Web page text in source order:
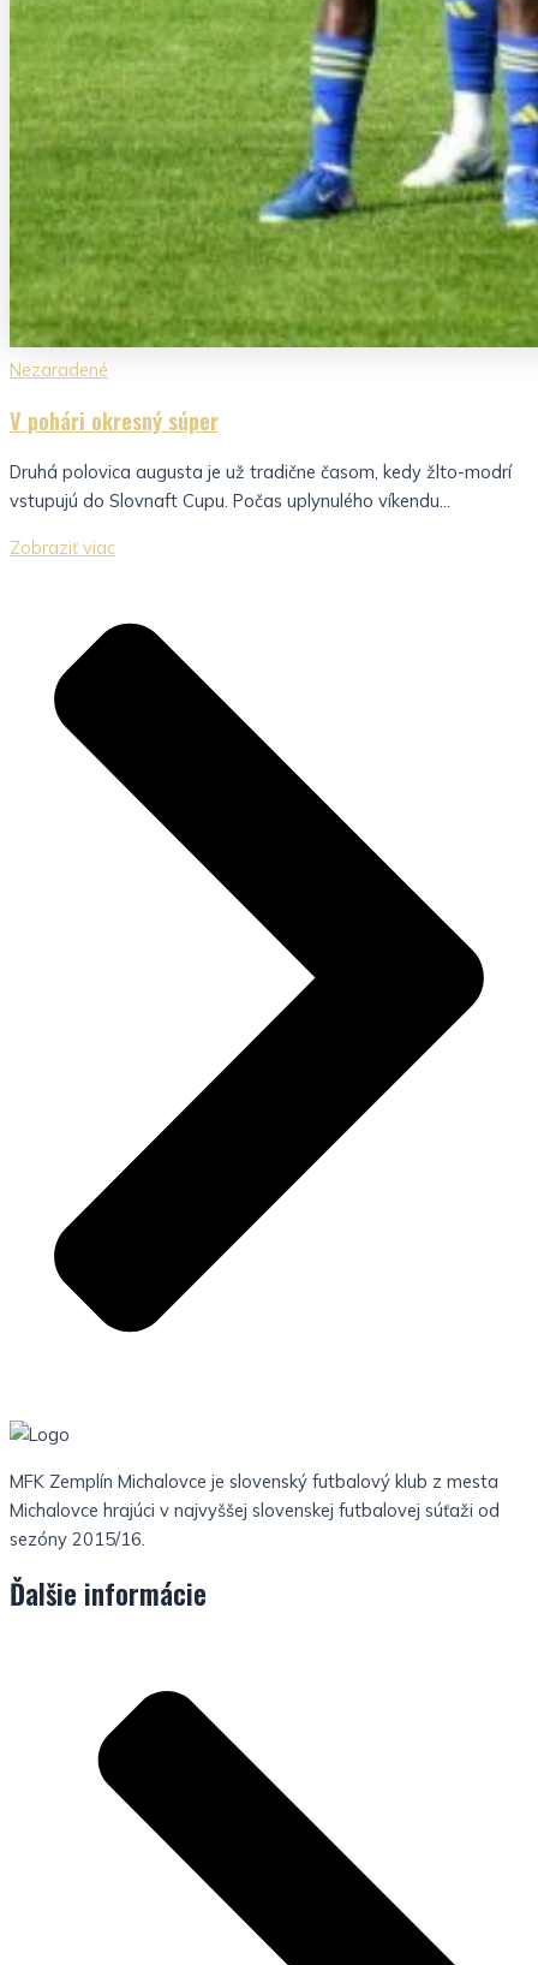
Nezaradené
V pohári okresný súper
Druhá polovica augusta je už tradične časom, kedy žlto-modrí
vstupujú do Slovnaft Cupu. Počas uplynulého víkendu...
Zobraziť viac
MFK Zemplín Michalovce je slovenský futbalový klub z mesta
Michalovce hrajúci v najvyššej slovenskej futbalovej súťaži od
sezóny 2015/16.
Ďalšie informácie